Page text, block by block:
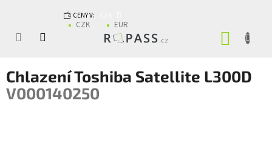
CENY V:
CZK EUR
Chlazení Toshiba Satellite L300D
V000140250